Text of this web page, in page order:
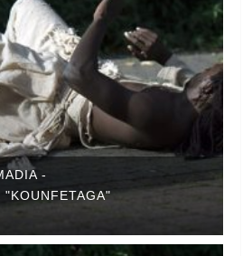
-
"KOUNFETAGA"